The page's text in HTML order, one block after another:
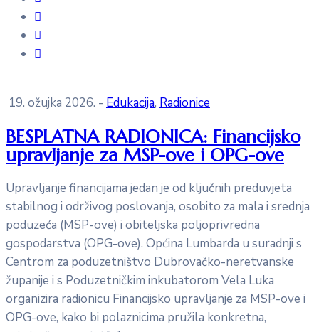
19. ožujka 2026. - Edukacija‚ Radionice
BESPLATNA RADIONICA: Financijsko
upravljanje za MSP-ove i OPG-ove
Upravljanje financijama jedan je od ključnih preduvjeta
stabilnog i održivog poslovanja, osobito za mala i srednja
poduzeća (MSP-ove) i obiteljska poljoprivredna
gospodarstva (OPG-ove). Općina Lumbarda u suradnji s
Centrom za poduzetništvo Dubrovačko-neretvanske
županije i s Poduzetničkim inkubatorom Vela Luka
organizira radionicu Financijsko upravljanje za MSP-ove i
OPG-ove, kako bi polaznicima pružila konkretna,